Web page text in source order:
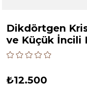
Dikdörtgen
ve Küçük İncili
₺12.500